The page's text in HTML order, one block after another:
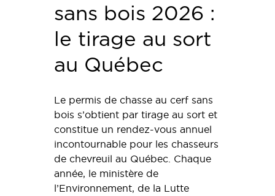
sans bois 2026 :
le tirage au sort
au Québec
Le permis de chasse au cerf sans
bois s’obtient par tirage au sort et
constitue un rendez-vous annuel
incontournable pour les chasseurs
de chevreuil au Québec. Chaque
année, le ministère de
l’Environnement, de la Lutte